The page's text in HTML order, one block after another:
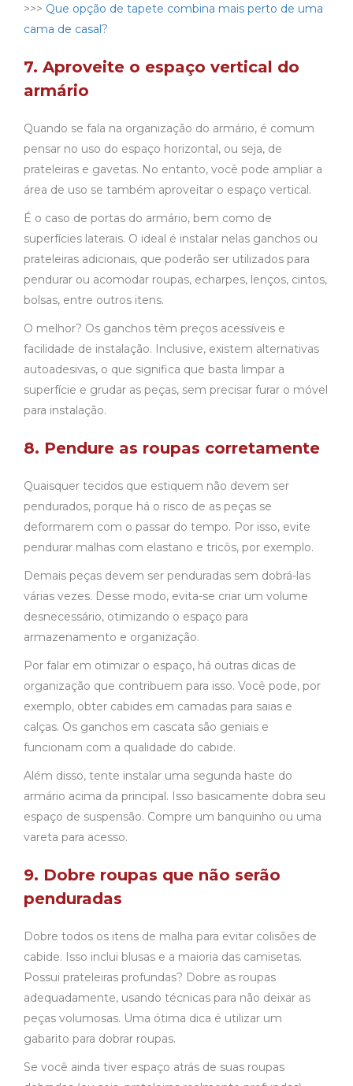
>>> Que opção de tapete combina mais perto de uma
cama de casal?
7. Aproveite o espaço vertical do
armário
Quando se fala na organização do armário, é comum
pensar no uso do espaço horizontal, ou seja, de
prateleiras e gavetas. No entanto, você pode ampliar a
área de uso se também aproveitar o espaço vertical.
É o caso de portas do armário, bem como de
superfícies laterais. O ideal é instalar nelas ganchos ou
prateleiras adicionais, que poderão ser utilizados para
pendurar ou acomodar roupas, echarpes, lenços, cintos,
bolsas, entre outros itens.
O melhor? Os ganchos têm preços acessíveis e
facilidade de instalação. Inclusive, existem alternativas
autoadesivas, o que significa que basta limpar a
superfície e grudar as peças, sem precisar furar o móvel
para instalação.
8. Pendure as roupas corretamente
Quaisquer tecidos que estiquem não devem ser
pendurados, porque há o risco de as peças se
deformarem com o passar do tempo. Por isso, evite
pendurar malhas com elastano e tricôs, por exemplo.
Demais peças devem ser penduradas sem dobrá-las
várias vezes. Desse modo, evita-se criar um volume
desnecessário, otimizando o espaço para
armazenamento e organização.
Por falar em otimizar o espaço, há outras dicas de
organização que contribuem para isso. Você pode, por
exemplo, obter cabides em camadas para saias e
calças. Os ganchos em cascata são geniais e
funcionam com a qualidade do cabide.
Além disso, tente instalar uma segunda haste do
armário acima da principal. Isso basicamente dobra seu
espaço de suspensão. Compre um banquinho ou uma
vareta para acesso.
9. Dobre roupas que não serão
penduradas
Dobre todos os itens de malha para evitar colisões de
cabide. Isso inclui blusas e a maioria das camisetas.
Possui prateleiras profundas? Dobre as roupas
adequadamente, usando técnicas para não deixar as
peças volumosas. Uma ótima dica é utilizar um
gabarito para dobrar roupas.
Se você ainda tiver espaço atrás de suas roupas